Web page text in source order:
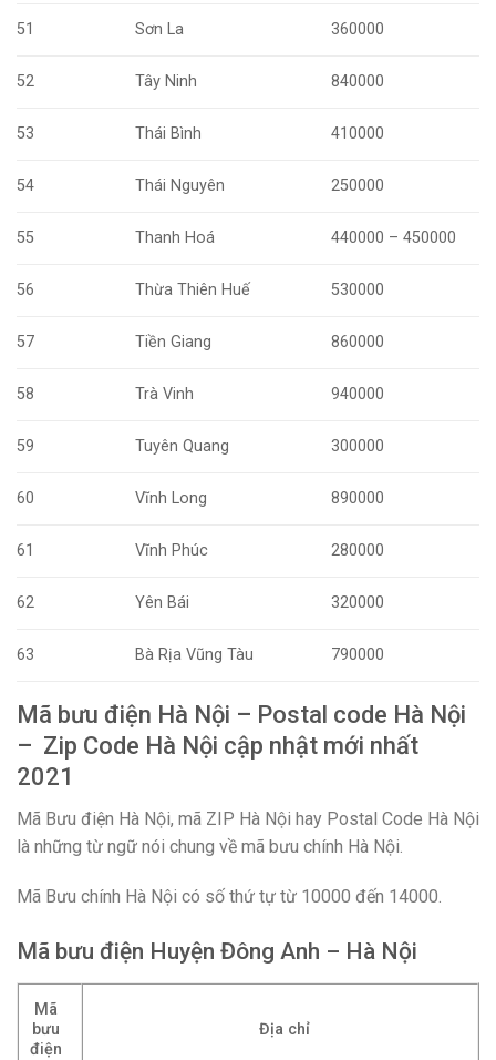
51 Sơn La 360000
52 Tây Ninh 840000
53 Thái Bình 410000
54 Thái Nguyên 250000
55 Thanh Hoá 440000 – 450000
56 Thừa Thiên Huế 530000
57 Tiền Giang 860000
58 Trà Vinh 940000
59 Tuyên Quang 300000
60 Vĩnh Long 890000
61 Vĩnh Phúc 280000
62 Yên Bái 320000
63 Bà Rịa Vũng Tàu 790000
Mã bưu điện Hà Nội – Postal code Hà Nội
– Zip Code Hà Nội cập nhật mới nhất
2021
Mã Bưu điện Hà Nội, mã ZIP Hà Nội hay Postal Code Hà Nội
là những từ ngữ nói chung về mã bưu chính Hà Nội.
Mã Bưu chính Hà Nội có số thứ tự từ 10000 đến 14000.
Mã bưu điện Huyện Đông Anh – Hà Nội
Mã
bưu
điện
Địa chỉ